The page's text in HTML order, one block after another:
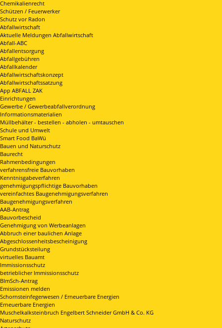
Chemikalienrecht
Schützen / Feuerwerker
Schutz vor Radon
Abfallwirtschaft
Aktuelle Meldungen Abfallwirtschaft
Abfall-ABC
Abfallentsorgung
Abfallgebühren
Abfallkalender
Abfallwirtschaftskonzept
Abfallwirtschaftssatzung
App ABFALL ZAK
Einrichtungen
Gewerbe / Gewerbeabfallverordnung
Informationsmaterialien
Müllbehälter - bestellen - abholen - umtauschen
Schule und Umwelt
Smart Food BaWü
Bauen und Naturschutz
Baurecht
Rahmenbedingungen
verfahrensfreie Bauvorhaben
Kenntnisgabeverfahren
genehmigungspflichtige Bauvorhaben
vereinfachtes Baugenehmigungsverfahren
Baugenehmigungsverfahren
AAB-Antrag
Bauvorbescheid
Genehmigung von Werbeanlagen
Abbruch einer baulichen Anlage
Abgeschlossenheitsbescheinigung
Grundstücksteilung
virtuelles Bauamt
Immissionsschutz
betrieblicher Immissionsschutz
BImSch-Antrag
Emissionen melden
Schornsteinfegerwesen / Erneuerbare Energien
Erneuerbare Energien
Muschelkalksteinbruch Engelbert Schneider GmbH & Co. KG
Naturschutz